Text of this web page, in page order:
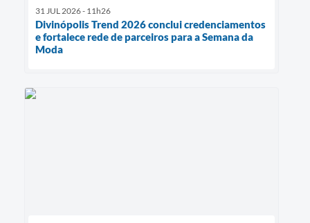
31 JUL 2026 - 11h26
Divinópolis Trend 2026 conclui credenciamentos
e fortalece rede de parceiros para a Semana da
Moda